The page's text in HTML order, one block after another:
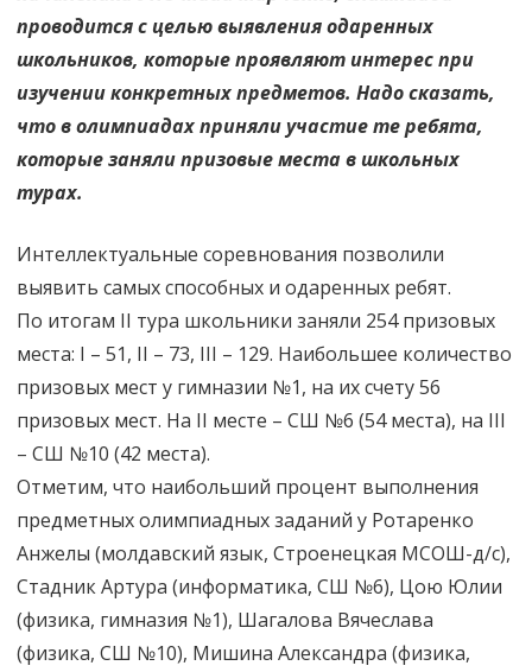
проводится с целью выявления одаренных
школьников, которые проявляют интерес при
изучении конкретных предметов. Надо сказать,
что в олимпиадах приняли участие те ребята,
которые заняли призовые места в школьных
турах.
Интеллектуальные соревнования позволили
выявить самых способных и одаренных ребят.
По итогам II тура школьники заняли 254 призовых
места: I – 51, II – 73, III – 129. Наибольшее количество
призовых мест у гимназии №1, на их счету 56
призовых мест. На II месте – СШ №6 (54 места), на III
– СШ №10 (42 места).
Отметим, что наибольший процент выполнения
предметных олимпиадных заданий у Ротаренко
Анжелы (молдавский язык, Строенецкая МСОШ-д/с),
Стадник Артура (информатика, СШ №6), Цою Юлии
(физика, гимназия №1), Шагалова Вячеслава
(физика, СШ №10), Мишина Александра (физика,